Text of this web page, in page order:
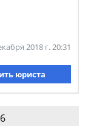
2018 г. 20:31
юриста